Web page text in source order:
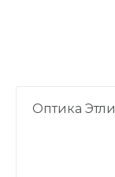
Оптика Этли